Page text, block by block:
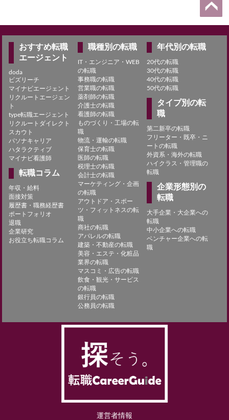
おすすめ転職
エージェント
doda
ビズリーチ
マイナビエージェント
リクルートエージェン
ト
type転職エージェント
リクルートダイレクト
スカウト
パソナキャリア
ハタラクティブ
マイナビ看護師
転職コラム
年収・給料
面接対策
履歴書・職務経歴書
ポートフォリオ
退職
企業研究
お役立ち転職コラム
職種別の転職
IT・エンジニア・WEB
の転職
事務職の転職
営業職の転職
薬剤師の転職
介護士の転職
看護師の転職
ものづくり・工場の転
職
物流・運輸の転職
保育士の転職
医師の転職
税理士の転職
会計士の転職
マーケティング・企画
の転職
アウトドア・スポー
ツ・フィットネスの転
職
商社の転職
アパレルの転職
建築・不動産の転職
美容・エステ・化粧品
業界の転職
マスコミ・広告の転職
飲食・観光・サービス
の転職
銀行員の転職
公務員の転職
年代別の転職
20代の転職
30代の転職
40代の転職
50代の転職
タイプ別の転
職
第二新卒の転職
フリーター・既卒・ニ
ートの転職
外資系・海外の転職
ハイクラス・管理職の
転職
企業形態別の
転職
大手企業・大企業への
転職
中小企業への転職
ベンチャー企業への転
職
運営者情報